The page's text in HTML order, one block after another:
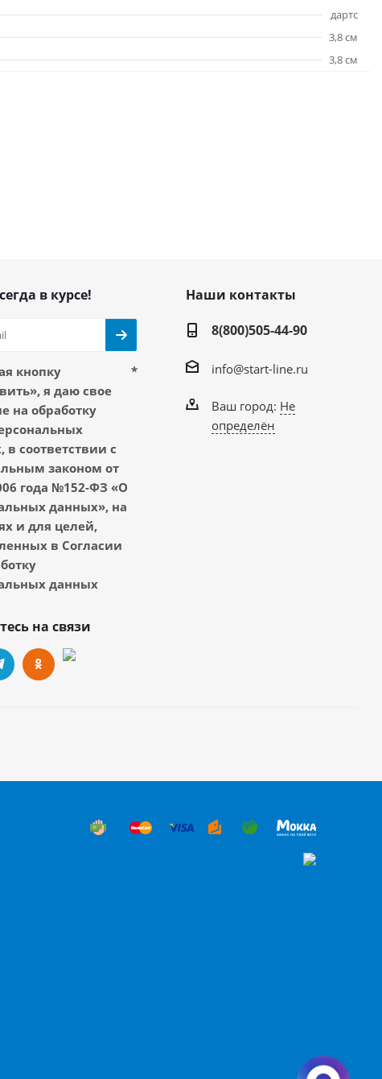
дартс
3,8 см
3,8 см
в курсе!
кнопку
я даю свое
на обработку
в соответствии с
законом от
года №152-ФЗ «О
данных», на
и для целей,
в Согласии
данных
*
на связи
Наши контакты
8(800)505-44-90
info@start-line.ru
Ваш город: Не
определён